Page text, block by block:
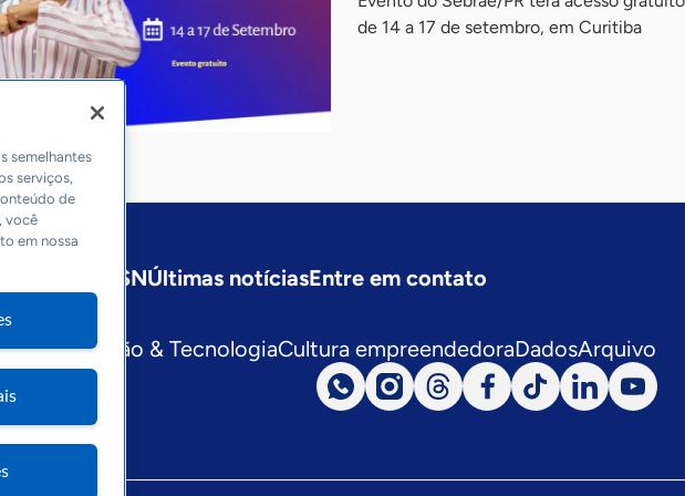
de 14 a 17 de setembro, em Curitiba
Sobre a ASNÚltimas notíciasEntre em contato
Inovação & TecnologiaCultura empreendedoraDadosArquivo
semelhantes
serviços,
de
você
em nossa